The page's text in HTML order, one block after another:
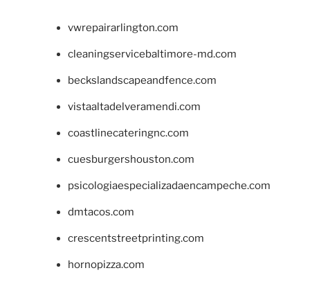
vwrepairarlington.com
cleaningservicebaltimore-md.com
beckslandscapeandfence.com
vistaaltadelveramendi.com
coastlinecateringnc.com
cuesburgershouston.com
psicologiaespecializadaencampeche.com
dmtacos.com
crescentstreetprinting.com
hornopizza.com